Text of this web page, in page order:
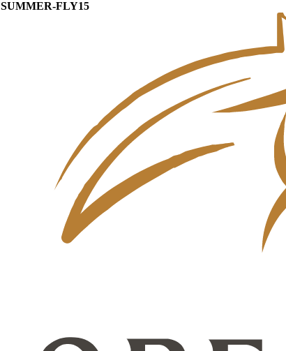
SUMMER-FLY15